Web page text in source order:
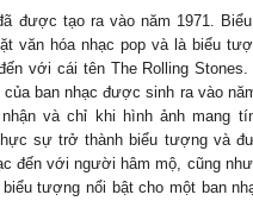
được tạo ra vào năm 1971.
văn hóa nhạc pop và là biểu
với cái tên The Rolling Stones.
ban nhạc được sinh ra vào
và chỉ khi hình ảnh mang
sự trở thành biểu tượng và
đến với người hâm mộ, cũng
tượng nổi bật cho một ban